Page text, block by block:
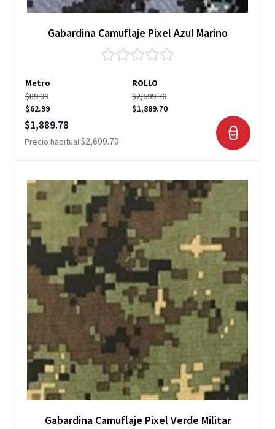
Gabardina Camuflaje Pixel Azul Marino
Metro
ROLLO
$89.99
$62.99
$2,699.70
$1,889.70
Precio especial
$1,889.78
Precio habitual$2,699.70
Gabardina Camuflaje Pixel Verde Militar